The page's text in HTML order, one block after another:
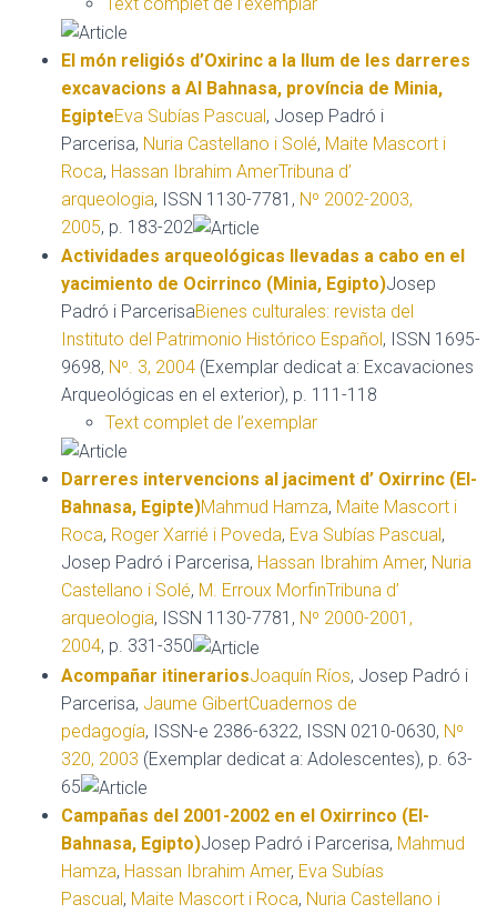
El món religiós d’Oxirinc a la llum de les darreres
excavacions a Al Bahnasa, província de Minia,
EgipteEva Subías Pascual, Josep Padró i
Parcerisa, Nuria Castellano i Solé, Maite Mascort i
Roca, Hassan Ibrahim AmerTribuna d’
arqueologia, ISSN 1130-7781, Nº 2002-2003,
2005, p. 183-202
Actividades arqueológicas llevadas a cabo en el
yacimiento de Ocirrinco (Minia, Egipto)Josep
Padró i ParcerisaBienes culturales: revista del
Instituto del Patrimonio Histórico Español, ISSN 1695-
9698, Nº. 3, 2004 (Exemplar dedicat a: Excavaciones
Arqueológicas en el exterior), p. 111-118
Text complet de l’exemplar
Darreres intervencions al jaciment d’ Oxirrinc (El-
Bahnasa, Egipte)Mahmud Hamza, Maite Mascort i
Roca, Roger Xarrié i Poveda, Eva Subías Pascual ,
Josep Padró i Parcerisa, Hassan Ibrahim Amer, Nuria
Castellano i Solé, M. Erroux MorfinTribuna d’
arqueologia, ISSN 1130-7781, Nº 2000-2001,
2004, p. 331-350
Acompañar itinerariosJoaquín Ríos, Josep Padró i
Parcerisa, Jaume GibertCuadernos de
pedagogía, ISSN-e 2386-6322, ISSN 0210-0630, Nº
320, 2003 (Exemplar dedicat a: Adolescentes), p. 63-
65
Campañas del 2001-2002 en el Oxirrinco (El-
Bahnasa, Egipto)Josep Padró i Parcerisa, Mahmud
Hamza, Hassan Ibrahim Amer, Eva Subías
Pascual, Maite Mascort i Roca, Nuria Castellano i